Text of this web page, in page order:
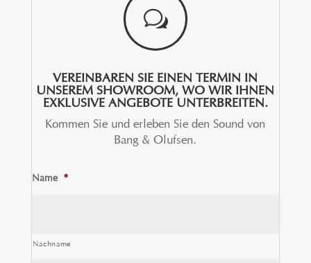
w
VEREINBAREN SIE EINEN TERMIN IN
UNSEREM SHOWROOM, WO WIR IHNEN
EXKLUSIVE ANGEBOTE UNTERBREITEN.
Kommen Sie und erleben Sie den Sound von
Bang & Olufsen.
Name *
Nachname